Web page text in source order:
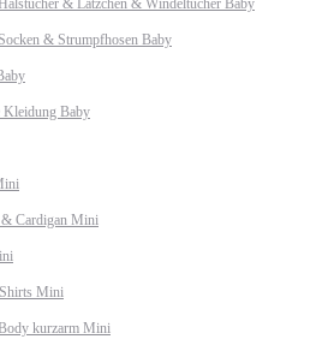
& Lätzchen & Windeltücher Baby
Socken & Strumpfhosen Baby
Kleidung Baby
Cardigan Mini
Mini
kurzarm Mini